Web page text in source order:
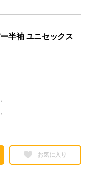
半袖 ユニセックス
お気に入り